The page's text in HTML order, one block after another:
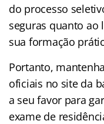
do processo
seguras quanto ao
sua formação
Portanto,
oficiais no site da
a seu favor para
exame de